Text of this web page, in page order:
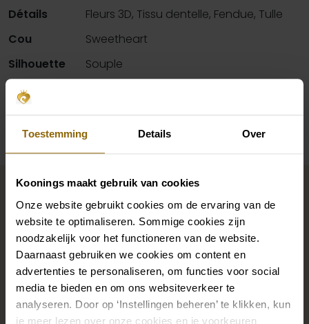
Toestemming Details Over
Koonings maakt gebruik van cookies
Onze website gebruikt cookies om de ervaring van de
website te optimaliseren. Sommige cookies zijn
noodzakelijk voor het functioneren van de website.
Daarnaast gebruiken we cookies om content en
advertenties te personaliseren, om functies voor social
media te bieden en om ons websiteverkeer te
analyseren. Door op ‘Instellingen beheren’ te klikken, kun
je meer lezen over onze cookies en je voorkeuren
Détails
Fleurs 3D, Tissu dentelle, Fendue, Tulle
Cou
Sweetheart
Silhouette
Souple
Disponibilité par magasin
Complétez votre look de
mariée
Des chaussures de mariage parfaites sous votre robe
de mariée, mais aussi des colliers, des bracelets et des
boucles d'oreilles assortis à votre robe de mariée ou
un beau voile, un bandeau ou une épingle à cheveux